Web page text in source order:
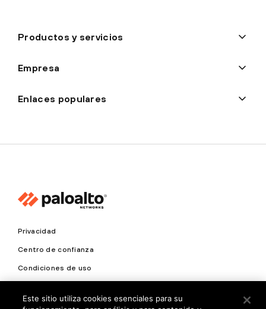
Productos y servicios
Empresa
Enlaces populares
Privacidad
Centro de confianza
Condiciones de uso
Este sitio utiliza cookies esenciales para su